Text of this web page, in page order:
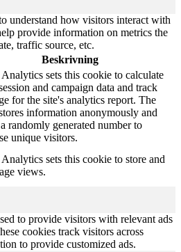
understand how visitors interact with
provide information on metrics the
traffic source, etc.
Beskrivning
sets this cookie to calculate
and campaign data and track
for the site's analytics report. The
information anonymously and
randomly generated number to
unique visitors.
sets this cookie to store and
views.
to provide visitors with relevant ads
cookies track visitors across
to provide customized ads.